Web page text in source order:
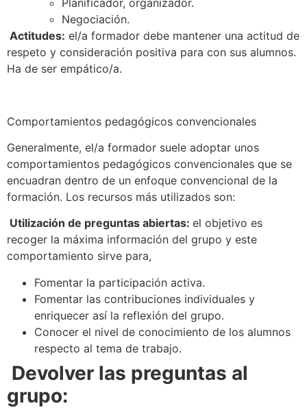
Negociación.
Actitudes: el/a formador debe mantener una actitud de
respeto y consideración positiva para con sus alumnos.
Ha de ser empático/a.
Comportamientos pedagógicos convencionales
Generalmente, el/a formador suele adoptar unos
comportamientos pedagógicos convencionales que se
encuadran dentro de un enfoque convencional de la
formación. Los recursos más utilizados son:
Utilización de preguntas abiertas: el objetivo es
recoger la máxima información del grupo y este
comportamiento sirve para,
Fomentar la participación activa.
Fomentar las contribuciones individuales y
enriquecer así la reflexión del grupo.
Conocer el nivel de conocimiento de los alumnos
respecto al tema de trabajo.
Devolver las preguntas al
grupo: